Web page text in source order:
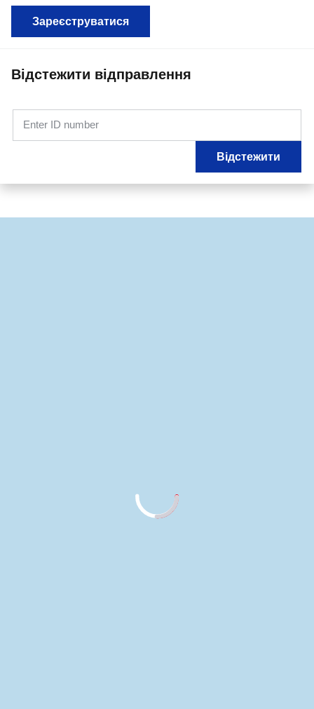
Зареєструватися
Відстежити відправлення
Enter ID number
Відстежити